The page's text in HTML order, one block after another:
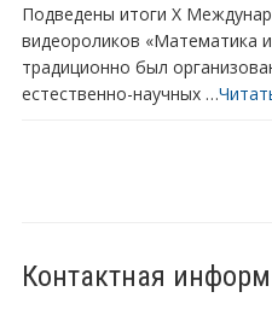
Подведены итоги X
видеороликов «Математика
традиционно был
естественно-научных …
Контактная